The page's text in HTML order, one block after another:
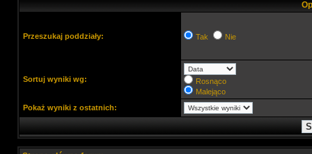
Przeszukaj poddziały: Tak Nie
Sortuj wyniki wg:
Rosnąco
Malejąco
Pokaż wyniki z ostatnich: